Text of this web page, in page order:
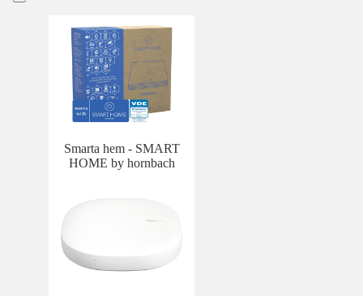
Smarta hem - SMART
HOME by hornbach